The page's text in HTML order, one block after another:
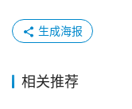
生成海报
相关推荐